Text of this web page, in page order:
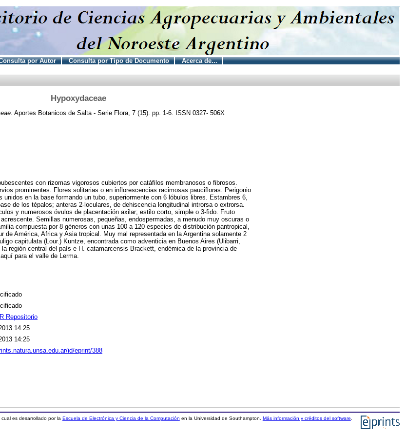
por Autor Consulta por Tipo de Documento Acerca de...
Hypoxydaceae
Aportes Botanicos de Salta - Serie Flora, 7 (15). pp. 1-6. ISSN 0327- 506X
con rizomas vigorosos cubiertos por catáfilos membranosos o fibrosos.
prominentes. Flores solitarias o en inflorescencias racimosas paucifloras. Perigonio
unidos en la base formando un tubo, superiormente con 6 lóbulos libres. Estambres 6,
de los tépalos; anteras 2-loculares, de dehiscencia longitudinal introrsa o extrorsa.
y numerosos óvulos de placentación axilar; estilo corto, simple o 3-fido. Fruto
Semillas numerosas, pequeñas, endospermadas, a menudo muy oscuras o
compuesta por 8 géneros con unas 100 a 120 especies de distribución pantropical,
de América, Africa y Asia tropical. Muy mal representada en la Argentina solamente 2
capitulata (Lour.) Kuntze, encontrada como adventicia en Buenos Aires (Ulibarri,
región central del país e H. catamarcensis Brackett, endémica de la provincia de
para el valle de Lerma.
Repositorio
14:25
14:25
id/eprint/388
es desarrollado por la Escuela de Electrónica y Ciencia de la Computación en la Universidad de Southampton. Más información y créditos del software